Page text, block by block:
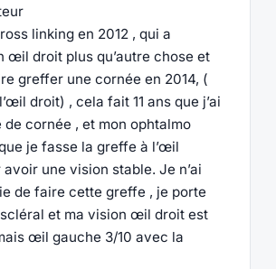
linking en 2012 , qui a
œil droit plus qu’autre chose et
greffer une cornée en 2014, (
droit) , cela fait 11 ans que j’ai
de cornée , et mon ophtalmo
je fasse la greffe à l’œil
une vision stable. Je n’ai
de faire cette greffe , je porte
et ma vision œil droit est
œil gauche 3/10 avec la